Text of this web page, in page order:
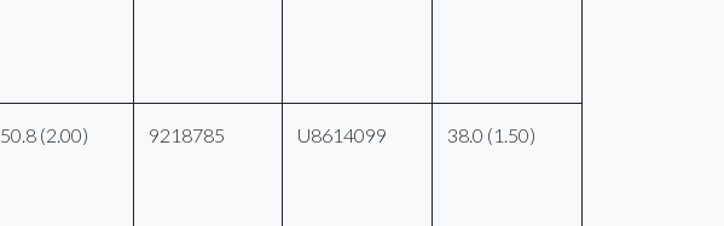
50.8 (2.00) 9218785 U8614099 38.0 (1.50)